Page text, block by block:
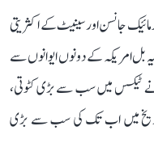
جانسن اور سینیٹ کے اکثریتی
بل امریکہ کے دونوں ایوانوں سے
ٹیکس میں سب سے بڑی کٹوتی،
میں اب تک کی سب سے بڑی